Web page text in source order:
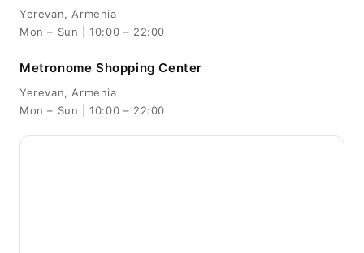
Yerevan, Armenia
Mon – Sun | 10:00 – 22:00
Metronome Shopping Center
Yerevan, Armenia
Mon – Sun | 10:00 – 22:00